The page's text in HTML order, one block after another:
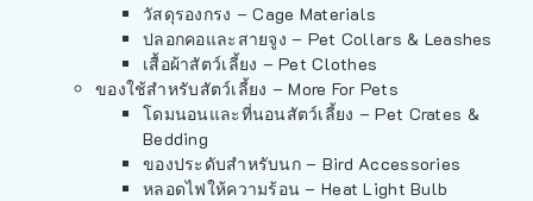
วัสดุรองกรง – Cage Materials
ปลอกคอและสายจูง – Pet Collars & Leashes
เสื้อผ้าสัตว์เลี้ยง – Pet Clothes
ของใช้สำหรับสัตว์เลี้ยง – More For Pets
โดมนอนและที่นอนสัตว์เลี้ยง – Pet Crates &
Bedding
ของประดับสำหรับนก – Bird Accessories
หลอดไฟให้ความร้อน – Heat Light Bulb